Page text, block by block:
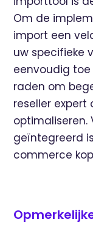
Om de
import een
uw specifieke
eenvoudig toe
raden om
reseller
geïntegreerd
commerce